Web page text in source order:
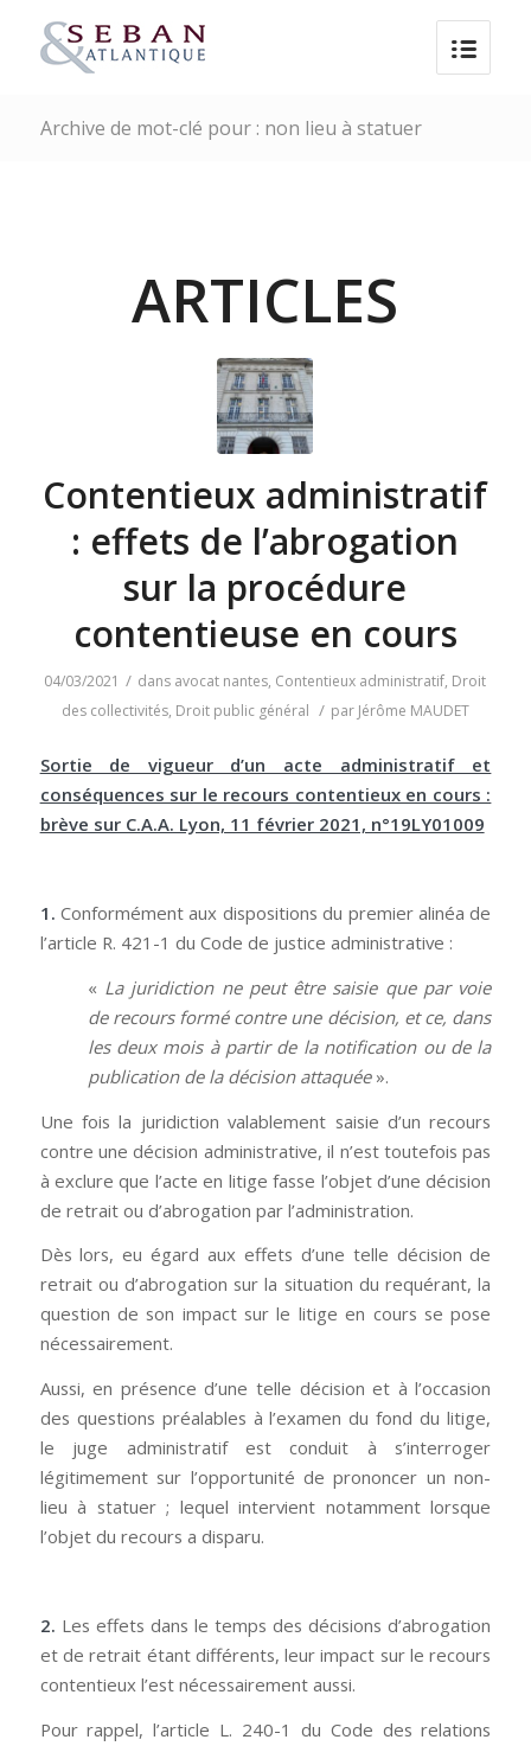
Archive de mot-clé pour : non lieu à statuer
ARTICLES
Contentieux administratif
: effets de l’abrogation
sur la procédure
contentieuse en cours
04/03/2021 / dans avocat nantes, Contentieux administratif, Droit
des collectivités, Droit public général / par Jérôme MAUDET
Sortie de vigueur d’un acte administratif et
conséquences sur le recours contentieux en cours :
brève sur C.A.A. Lyon, 11 février 2021, n°19LY01009
1. Conformément aux dispositions du premier alinéa de
l’article R. 421-1 du Code de justice administrative :
« La juridiction ne peut être saisie que par voie
de recours formé contre une décision, et ce, dans
les deux mois à partir de la notification ou de la
publication de la décision attaquée».
Une fois la juridiction valablement saisie d’un recours
contre une décision administrative, il n’est toutefois pas
à exclure que l’acte en litige fasse l’objet d’une décision
de retrait ou d’abrogation par l’administration.
Dès lors, eu égard aux effets d’une telle décision de
retrait ou d’abrogation sur la situation du requérant, la
question de son impact sur le litige en cours se pose
nécessairement.
Aussi, en présence d’une telle décision et à l’occasion
des questions préalables à l’examen du fond du litige,
le juge administratif est conduit à s’interroger
légitimement sur l’opportunité de prononcer un non-
lieu à statuer ; lequel intervient notamment lorsque
l’objet du recours a disparu.
2. Les effets dans le temps des décisions d’abrogation
et de retrait étant différents, leur impact sur le recours
contentieux l’est nécessairement aussi.
Pour rappel, l’article L. 240-1 du Code des relations